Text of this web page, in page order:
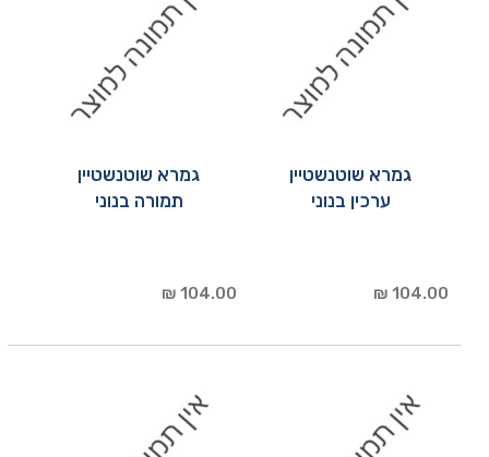
גמרא שוטנשטיין
ערכין בנוני
104.00 ₪
גמרא שוטנשטיין
תמורה בנוני
104.00 ₪